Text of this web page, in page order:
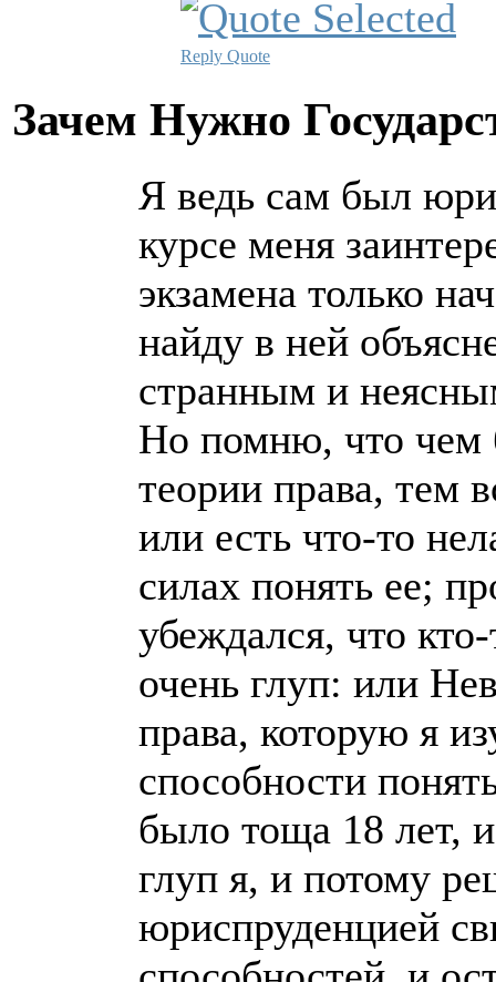
Reply Quote
Зачем Нужно
Я ведь сам был
курсе меня
экзамена только
найду в ней
странным и
Но помню, что чем
теории права, тем
или есть что-то
силах понять ее;
убеждался, что
очень глуп: или
права, которую я
способности
было тоща 18 лет,
глуп я, и потому
юриспруденцией